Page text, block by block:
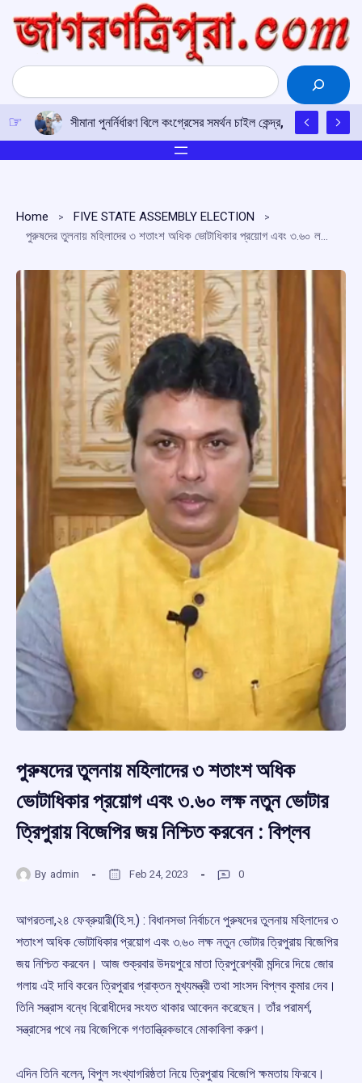
content
Search
সীমানা পুনর্নির্ধারণ বিলে কংগ্রেসের সমর্থন চাইল কেন্দ্র, রাহুল গান্ধীর
Home
FIVE STATE ASSEMBLY ELECTION
পুরুষদের তুলনায় মহিলাদের ৩ শতাংশ অধিক ভোটাধিকার প্রয়োগ এবং ৩.৬০ লক্ষ নতুন ভোটার ত্রিপুরায় বিজেপির জয় নিশ্চিত করবেন : বিপ্লব
পুরুষদের তুলনায় মহিলাদের ৩ শতাংশ অধিক
ভোটাধিকার প্রয়োগ এবং ৩.৬০ লক্ষ নতুন ভোটার
ত্রিপুরায় বিজেপির জয় নিশ্চিত করবেন : বিপ্লব
By admin Feb 24, 2023 0
আগরতলা,২৪ ফেব্রুয়ারী(হি.স.) : বিধানসভা নির্বাচনে পুরুষদের তুলনায় মহিলাদের ৩
শতাংশ অধিক ভোটাধিকার প্রয়োগ এবং ৩.৬০ লক্ষ নতুন ভোটার ত্রিপুরায় বিজেপির
জয় নিশ্চিত করবেন। আজ শুক্রবার উদয়পুরে মাতা ত্রিপুরেশ্বরী মন্দিরে দিয়ে জোর
গলায় এই দাবি করেন ত্রিপুরার প্রাক্তন মুখ্যমন্ত্রী তথা সাংসদ বিপ্লব কুমার দেব।
তিনি সন্ত্রাস বন্ধে বিরোধীদের সংযত থাকার আবেদন করেছেন। তাঁর পরামর্শ,
সন্ত্রাসের পথে নয় বিজেপিকে গণতান্ত্রিকভাবে মোকাবিলা করুণ।
এদিন তিনি বলেন, বিপুল সংখ্যাগরিষ্ঠতা নিয়ে ত্রিপুরায় বিজেপি ক্ষমতায় ফিরবে।